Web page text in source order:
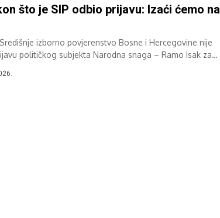
što je SIP odbio prijavu: Izaći ćemo na
izborno povjerenstvo Bosne i Hercegovine nije
političkog subjekta Narodna snaga – Ramo Isak za